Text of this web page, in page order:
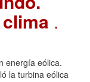
.
energía eólica.
la turbina eólica